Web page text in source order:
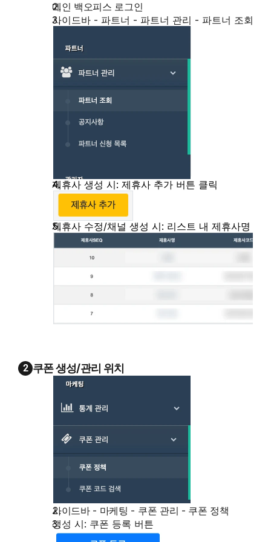
메인 백오피스 로그인
사이드바 - 파트너 - 파트너 관리 - 파트너 조회
제휴사 생성 시: 제휴사 추가 버튼 클릭
제휴사 수정/채널 생성 시: 리스트 내 제휴사명 클
2 쿠폰 생성/관리 위치
사이드바 - 마케팅 - 쿠폰 관리 - 쿠폰 정책
생성 시: 쿠폰 등록 버튼